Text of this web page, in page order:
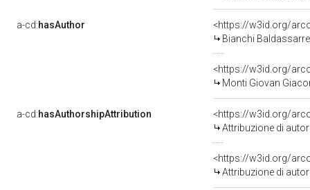
a-cd:hasAuthor
<https://w3id.org/
Bianchi
<https://w3id.org/
Monti Giovan
a-cd:hasAuthorshipAttribution
<https://w3id.org/
Attribuzione di
<https://w3id.org/
Attribuzione di